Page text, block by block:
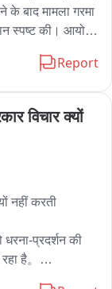
के बाद मामला गरमा
स्पष्ट की। आयोग
मेंस की तैयारी के
Report
विचार क्यों
नहीं करती
प्रदर्शन की
है。